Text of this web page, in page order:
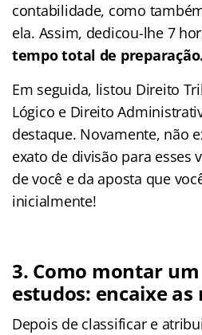
contabilidade, como
ela. Assim, dedicou-lhe 7
tempo total de preparação.
Em seguida, listou Direito
Lógico e Direito
destaque. Novamente, não
exato de divisão para esses
de você e da aposta que
inicialmente!
3. Como montar
estudos: encaixe
Depois de classificar e